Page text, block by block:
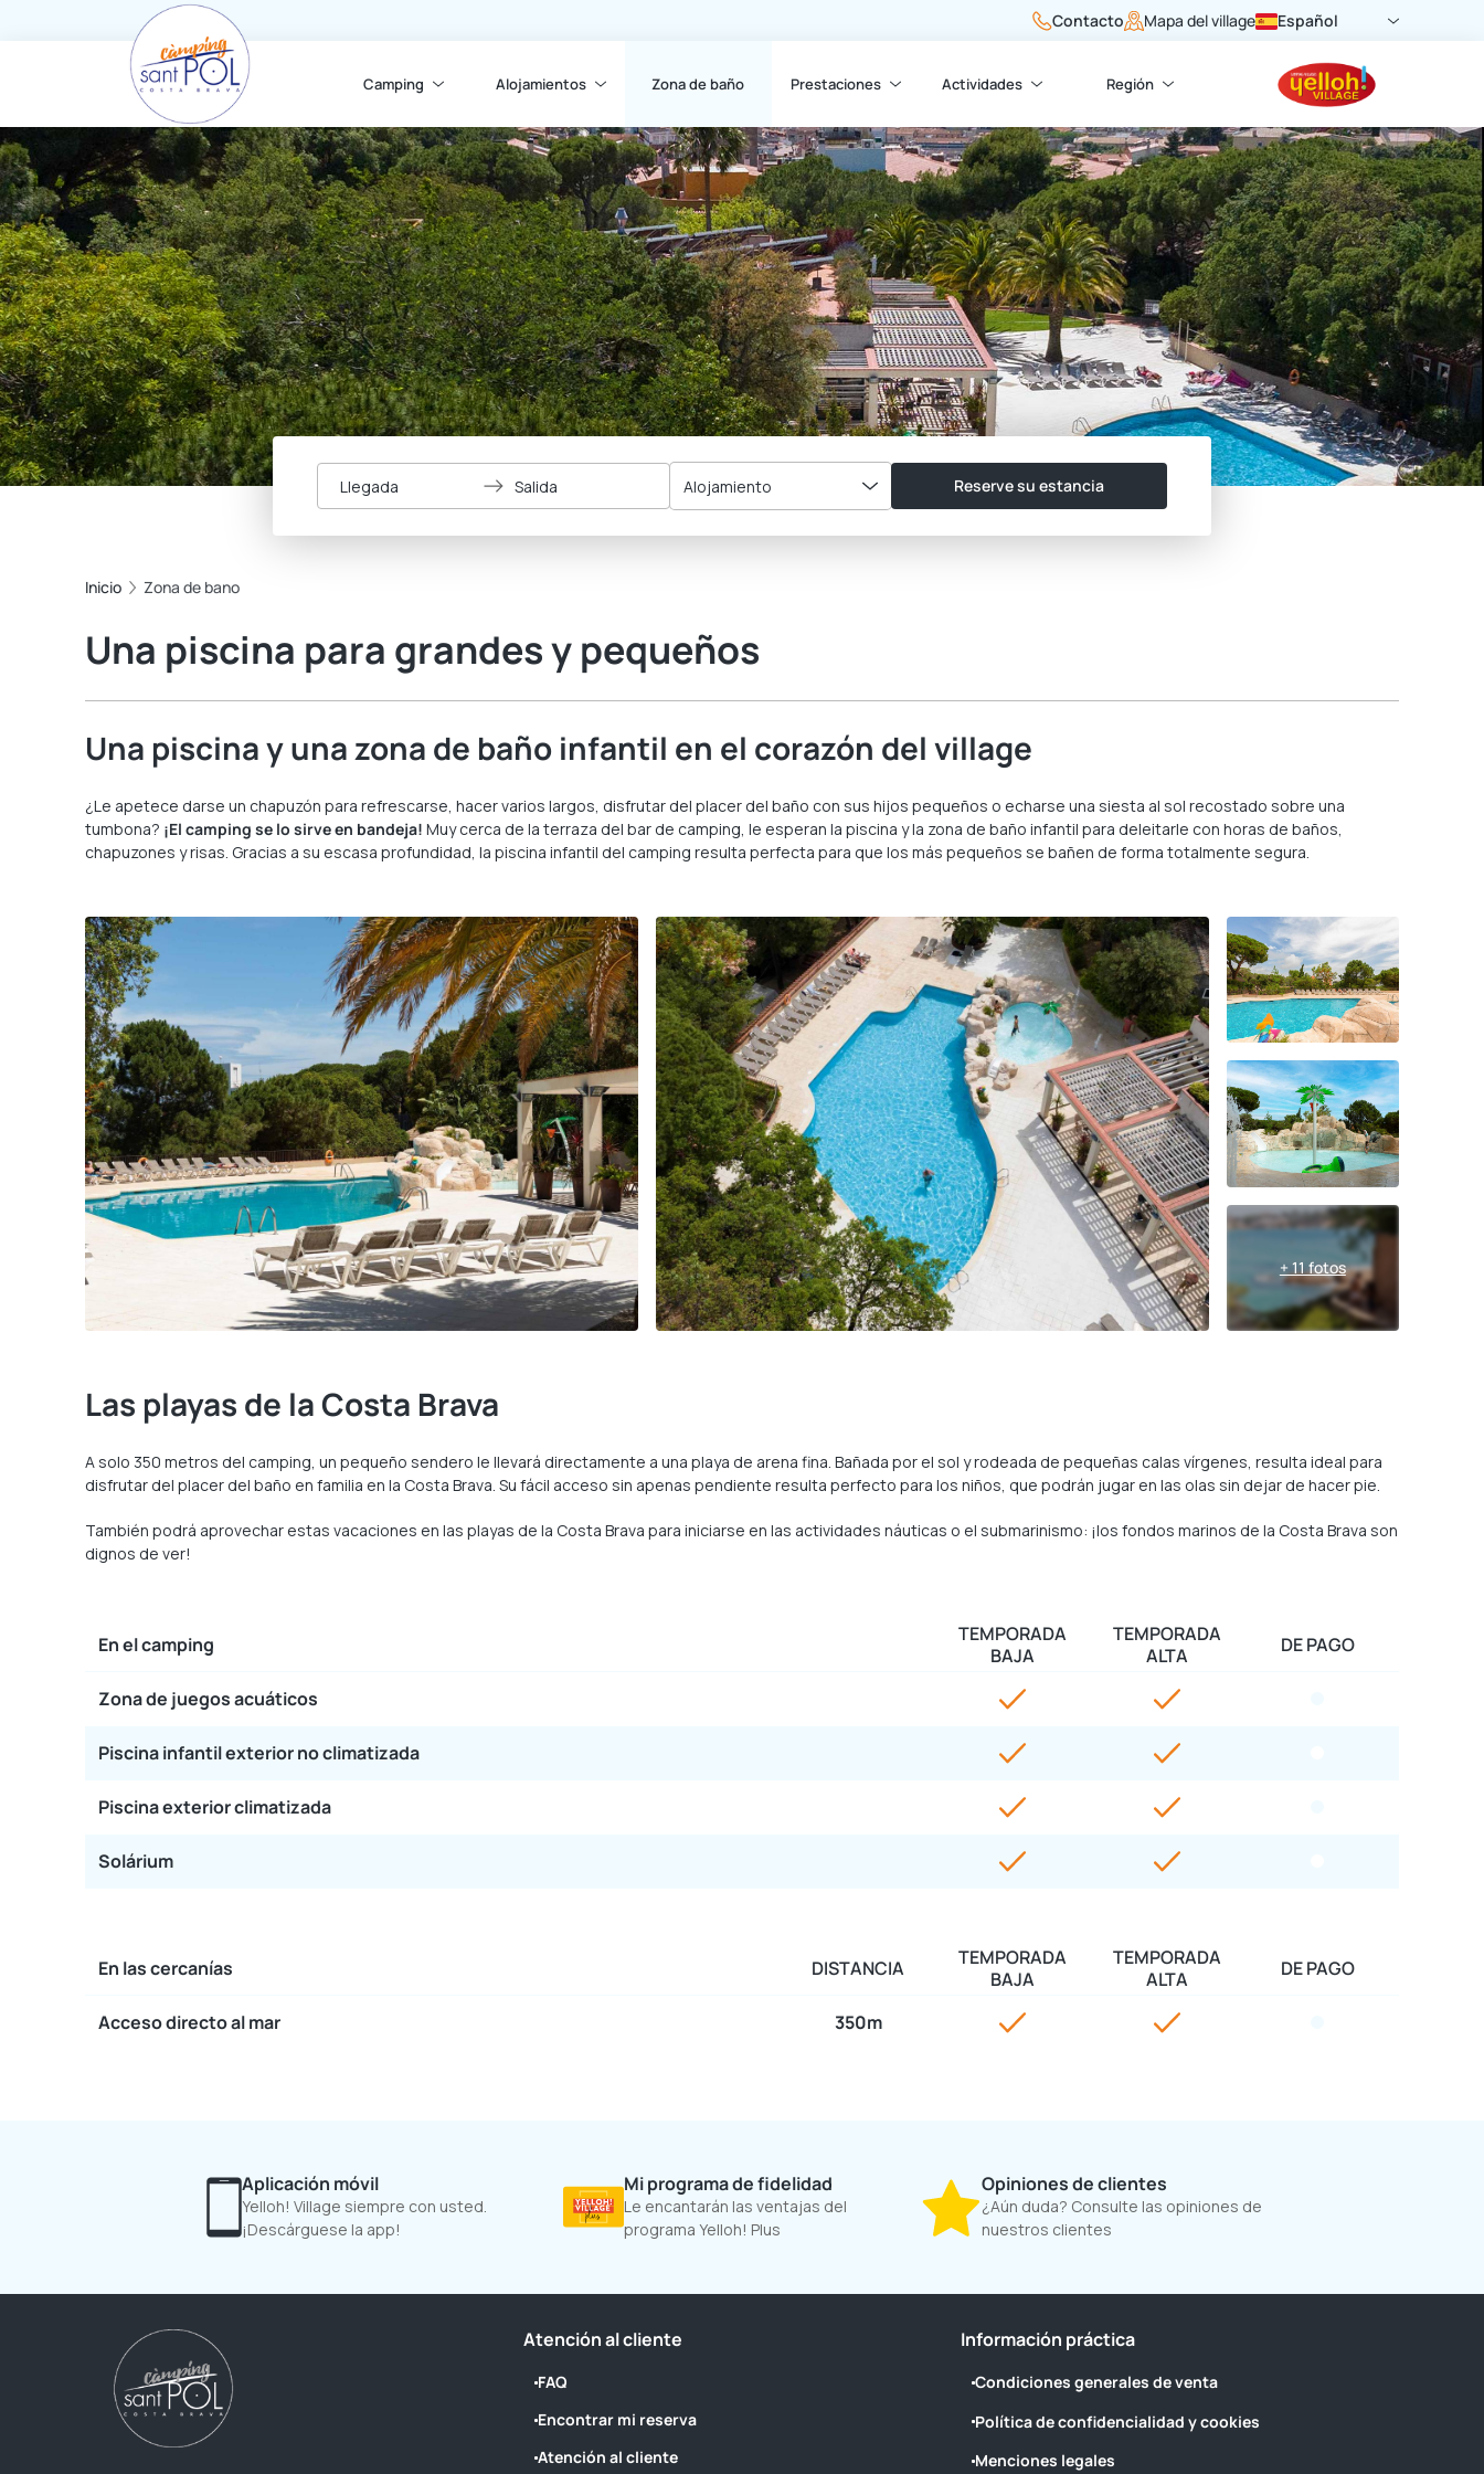
Contacto Mapa del village Español
Camping Alojamientos Zona de baño Prestaciones Actividades Región
Llegada Salida Alojamiento Reserve su estancia
Inicio Zona de bano
Una piscina para grandes y pequeños
Una piscina y una zona de baño infantil en el corazón del village
¿Le apetece darse un chapuzón para refrescarse, hacer varios largos, disfrutar del placer del baño con sus hijos pequeños o echarse una siesta al sol recostado sobre una
tumbona? ¡El camping se lo sirve en bandeja! Muy cerca de la terraza del bar de camping, le esperan la piscina y la zona de baño infantil para deleitarle con horas de baños,
chapuzones y risas. Gracias a su escasa profundidad, la piscina infantil del camping resulta perfecta para que los más pequeños se bañen de forma totalmente segura.
+ 11 fotos
Las playas de la Costa Brava
A solo 350 metros del camping, un pequeño sendero le llevará directamente a una playa de arena fina. Bañada por el sol y rodeada de pequeñas calas vírgenes, resulta ideal para
disfrutar del placer del baño en familia en la Costa Brava. Su fácil acceso sin apenas pendiente resulta perfecto para los niños, que podrán jugar en las olas sin dejar de hacer pie.
También podrá aprovechar estas vacaciones en las playas de la Costa Brava para iniciarse en las actividades náuticas o el submarinismo: ¡los fondos marinos de la Costa Brava son
dignos de ver!
En el camping
TEMPORADA
BAJA
TEMPORADA
ALTA
DE PAGO
Zona de juegos acuáticos
Piscina infantil exterior no climatizada
Piscina exterior climatizada
Solárium
En las cercanías DISTANCIA
TEMPORADA
BAJA
TEMPORADA
ALTA
DE PAGO
Acceso directo al mar 350m
Aplicación móvil
Yelloh! Village siempre con usted.
¡Descárguese la app!
Mi programa de fidelidad
Le encantarán las ventajas del
programa Yelloh! Plus
Opiniones de clientes
¿Aún duda? Consulte las opiniones de
nuestros clientes
Atención al cliente
FAQ
Encontrar mi reserva
Atención al cliente
Información práctica
Condiciones generales de venta
Política de confidencialidad y cookies
Menciones legales